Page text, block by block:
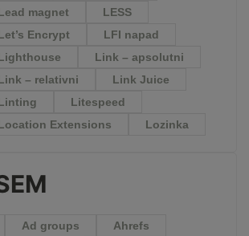
magnet
LESS
Encrypt
LFI napad
Link – apsolutni
– relativni
Link Juice
Litespeed
Extensions
Lozinka
Ad groups
Ahrefs